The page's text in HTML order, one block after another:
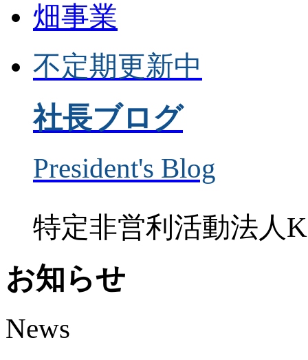
畑事業
不定期更新中
社長ブログ
President's Blog
特定非営利活動法人
お知らせ
News